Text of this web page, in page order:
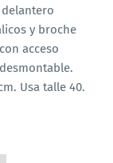
y broche
acceso
Usa talle 40.